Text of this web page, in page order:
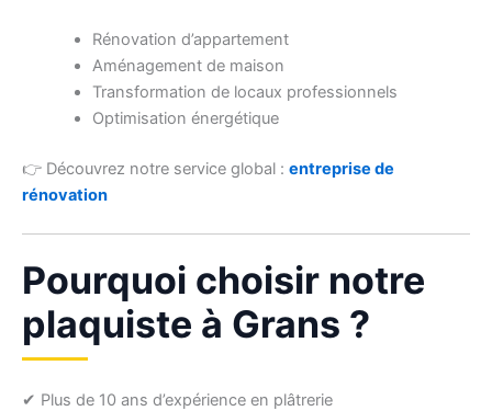
Rénovation d’appartement
Aménagement de maison
Transformation de locaux professionnels
Optimisation énergétique
👉 Découvrez notre service global : entreprise de
rénovation
Pourquoi choisir notre
plaquiste à Grans ?
✔ Plus de 10 ans d’expérience en plâtrerie